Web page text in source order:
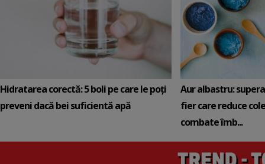
Hidratarea corectă: 5 boli pe care le poți
preveni dacă bei suficientă apă
Aur albastru:
fier care reduce
combate îmb...